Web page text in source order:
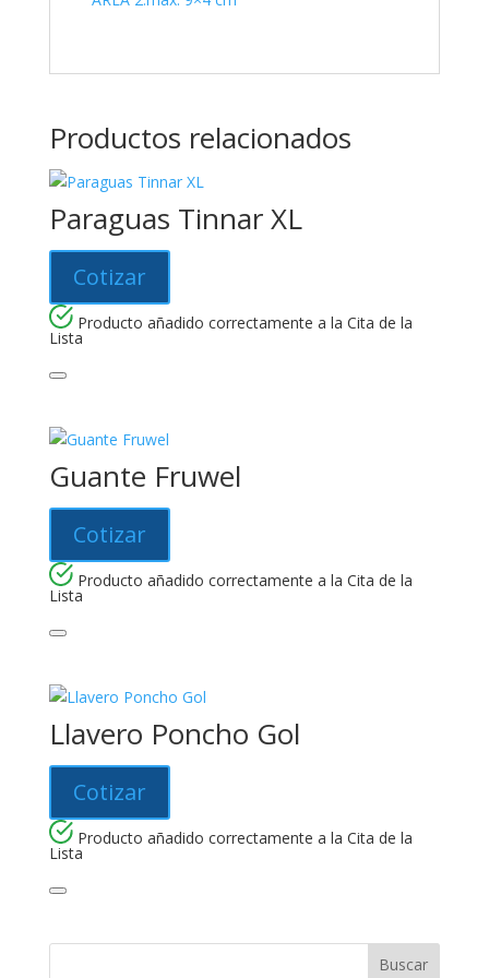
Productos relacionados
Paraguas Tinnar XL
Cotizar
Producto añadido correctamente a la Cita de la
Lista
Guante Fruwel
Cotizar
Producto añadido correctamente a la Cita de la
Lista
Llavero Poncho Gol
Cotizar
Producto añadido correctamente a la Cita de la
Lista
Buscar